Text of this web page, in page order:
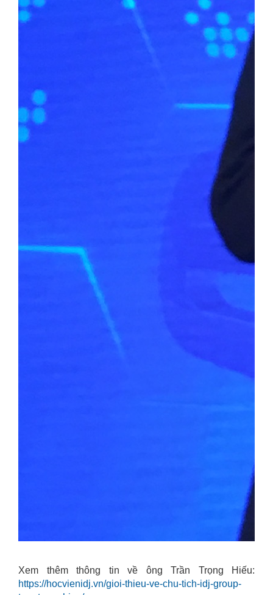
Xem thêm thông tin về ông Trần Trọng Hiếu:
https://hocvienidj.vn/gioi-thieu-ve-chu-tich-idj-group-